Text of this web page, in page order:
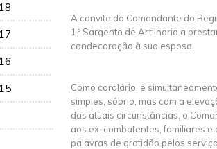
A convite do Comandante do
1.º Sargento de Artilharia a
condecoração à sua esposa.
Como corolário, e
simples, sóbrio, mas com a
das atuais circunstâncias, o
aos ex-combatentes, familiares e
palavras de gratidão pelos